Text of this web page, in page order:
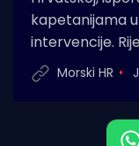
kapetanijama
intervencije.
Morski HR